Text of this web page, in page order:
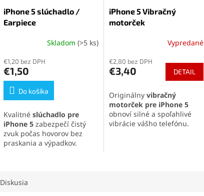
iPhone 5 slúchadlo /
Earpiece
produktu
je
5,0
5
hviezdičiek.
Skladom (>5 ks)
€1,20 bez DPH
€1,50
Do košíka
Kvalitné slúchadlo pre
iPhone 5zabezpečí čistý
zvuk počas hovorov bez
praskania a výpadkov.
v uchu. Náhradný diel s
iPhone 5 Vibračný
motorček
produktu
je
z
5
hviezdičiek.
Vypredané
€2,80 bez DPH
€3,40 DETAIL
Originálny vibračný
motorček pre iPhone 5
obnoví silné a spoľahlivé
vibrácie vášho telefónu.
Diskusia